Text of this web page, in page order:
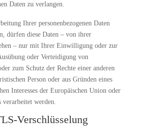
Daten zu verlangen.
Ihrer personenbezogenen Daten
dürfen diese Daten – von ihrer
– nur mit Ihrer Einwilligung oder zur
oder Verteidigung von
zum Schutz der Rechte einer anderen
Person oder aus Gründen eines
Interesses der Europäischen Union oder
verarbeitet werden.
Verschlüsselung